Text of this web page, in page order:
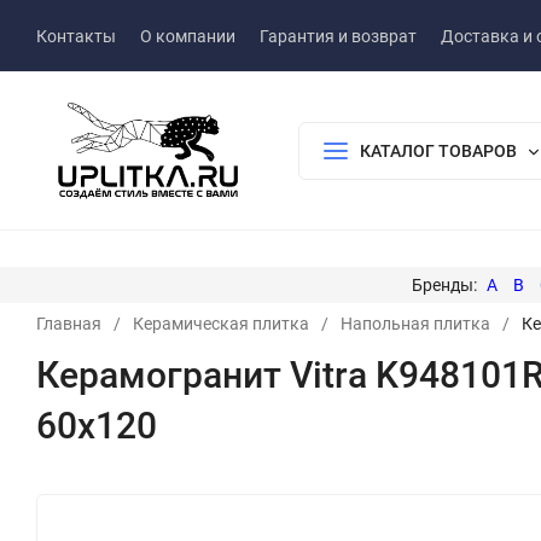
Контакты О компании Гарантия и возврат Доставка и
КАТАЛОГ ТОВАРОВ
A B
Главная
/ Керамическая плитка / Напольная плитка /
Керамогранит Vitra
60x120